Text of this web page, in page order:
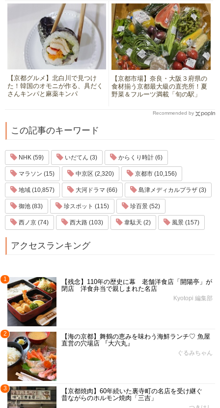
【京都グルメ】北白川で見つけ
た！韓国のオモニが作る、具だく
さんキンパと麻薬キンパ
【京都市場】奈良・大阪３府県の
食材揃う京都最大級の直売所！夏
野菜＆フルーツ満載「旬の駅」
Recommended by
この記事のキーワード
NHK (59) いだてん (3) からくり時計 (6)
マラソン (15) 中京区 (2,320) 京都市 (10,156)
地域 (10,857) 大河ドラマ (66) 島津メディカルプラザ (3)
御池 (83) 珍スポット (115) 珍百景 (52)
西ノ京 (74) 西大路 (103) 韋駄天 (2) 風景 (157)
アクセスランキング
1
【残念】110年の歴史に幕 老舗洋食店「開陽亭」が
閉店 洋食弁当で親しまれた名店
Kyotopi 編集部
2
【海の京都】舞鶴の恵みを味わう海鮮ランチ♡ 魚屋
直営の穴場店 『大六丸』
ぐるみちゃん
3
【京都焼肉】60年続いた裏寺町の名店を受け継ぐ
昔ながらのホルモン焼肉「三吉」